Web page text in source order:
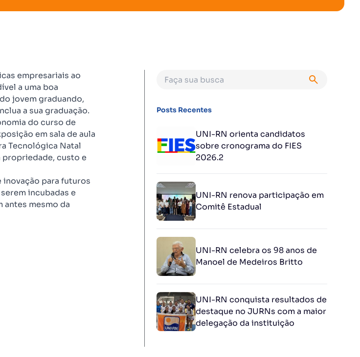
empresariais ao
a uma boa
jovem graduando,
a sua graduação.
do curso de
em sala de aula
Tecnológica Natal
propriedade, custo e
inovação para futuros
incubadas e
mesmo da
Posts Recentes
UNI-RN orienta candidatos
sobre cronograma do FIES
2026.2
UNI-RN renova participação em
Comitê Estadual
UNI-RN celebra os 98 anos de
Manoel de Medeiros Britto
UNI-RN conquista resultados de
destaque no JURNs com a maior
delegação da instituição